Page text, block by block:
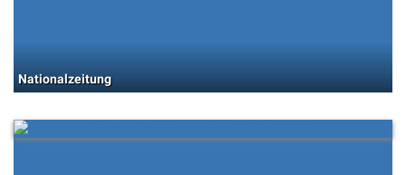
Nationalzeitung